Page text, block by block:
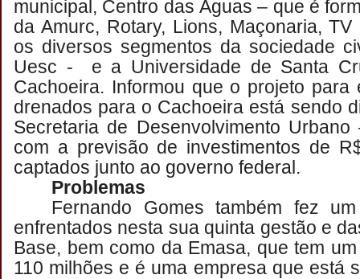
municipal, Centro das Águas – que é
da Amurc, Rotary, Lions, Maçonaria,
os diversos segmentos da sociedade
Uesc - e a Universidade de Santa
Cachoeira. Informou que o projeto para
drenados para o Cachoeira está sendo
Secretaria de Desenvolvimento
com a previsão de investimentos de
captados junto ao governo federal.
Problemas
Fernando Gomes também fez
enfrentados nesta sua quinta gestão e
Base, bem como da Emasa, que tem
110 milhões e é uma empresa que está